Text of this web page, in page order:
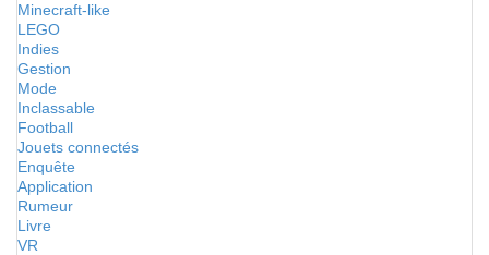
Minecraft-like
LEGO
Indies
Gestion
Mode
Inclassable
Football
Jouets connectés
Enquête
Application
Rumeur
Livre
VR